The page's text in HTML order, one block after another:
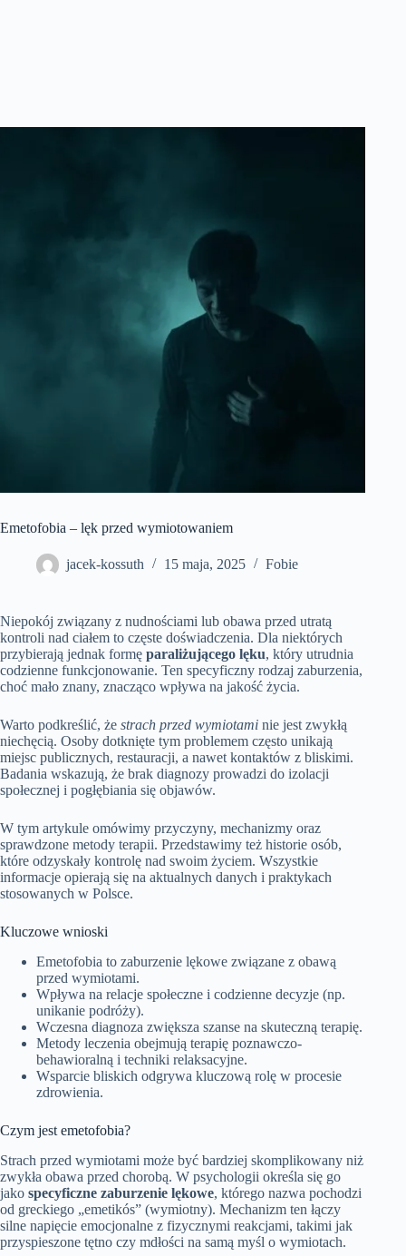
Emetofobia – lęk przed wymiotowaniem
jacek-kossuth 15 maja, 2025 Fobie
Niepokój związany z nudnościami lub obawa przed utratą
kontroli nad ciałem to częste doświadczenia. Dla niektórych
przybierają jednak formę paraliżującego lęku, który utrudnia
codzienne funkcjonowanie. Ten specyficzny rodzaj zaburzenia,
choć mało znany, znacząco wpływa na jakość życia.
Warto podkreślić, że strach przed wymiotami nie jest zwykłą
niechęcią. Osoby dotknięte tym problemem często unikają
miejsc publicznych, restauracji, a nawet kontaktów z bliskimi.
Badania wskazują, że brak diagnozy prowadzi do izolacji
społecznej i pogłębiania się objawów.
W tym artykule omówimy przyczyny, mechanizmy oraz
sprawdzone metody terapii. Przedstawimy też historie osób,
które odzyskały kontrolę nad swoim życiem. Wszystkie
informacje opierają się na aktualnych danych i praktykach
stosowanych w Polsce.
Kluczowe wnioski
Emetofobia to zaburzenie lękowe związane z obawą
przed wymiotami.
Wpływa na relacje społeczne i codzienne decyzje (np.
unikanie podróży).
Wczesna diagnoza zwiększa szanse na skuteczną terapię.
Metody leczenia obejmują terapię poznawczo-
behawioralną i techniki relaksacyjne.
Wsparcie bliskich odgrywa kluczową rolę w procesie
zdrowienia.
Czym jest emetofobia?
Strach przed wymiotami może być bardziej skomplikowany niż
zwykła obawa przed chorobą. W psychologii określa się go
jako specyficzne zaburzenie lękowe, którego nazwa pochodzi
od greckiego „emetikós” (wymiotny). Mechanizm ten łączy
silne napięcie emocjonalne z fizycznymi reakcjami, takimi jak
przyspieszone tętno czy mdłości na samą myśl o wymiotach.